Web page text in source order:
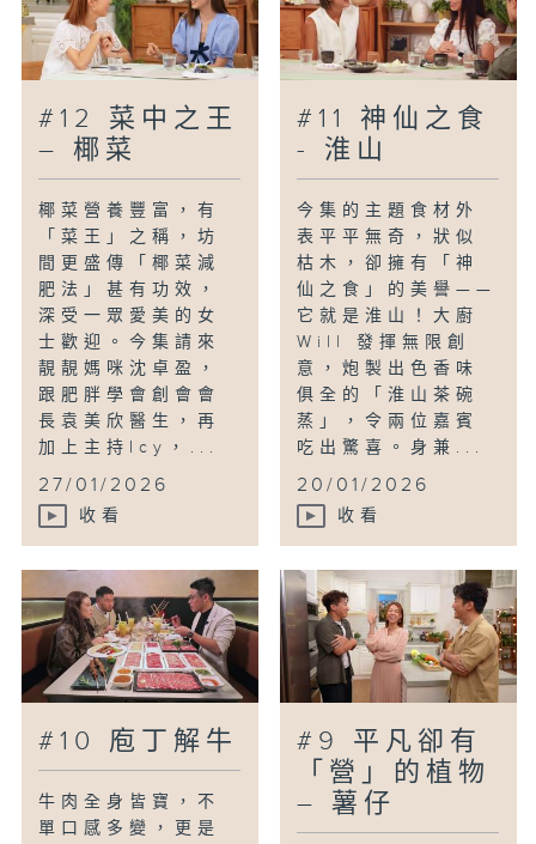
嘉賓：劉澤星（香港大學副校長(健康)兼李
嘉誠醫學院院長／風濕及臨床免疫學講座教
授）
#12 菜中之王
– 椰菜
椰菜營養豐富，有
「菜王」之稱，坊
間更盛傳「椰菜減
肥法」甚有功效，
深受一眾愛美的女
士歡迎。今集請來
靚靚媽咪沈卓盈，
跟肥胖學會創會會
長袁美欣醫生，再
加上主持Icy，...
27/01/2026
收看
#11 神仙之食
- 淮山
今集的主題食材外
表平平無奇，狀似
枯木，卻擁有「神
仙之食」的美譽——
它就是淮山！大廚
Will 發揮無限創
意，炮製出色香味
俱全的「淮山茶碗
蒸」，令兩位嘉賓
吃出驚喜。身兼...
20/01/2026
收看
#10 庖丁解牛
牛肉全身皆寶，不
單口感多變，更是
#9 平凡卻有
「營」的植物
– 薯仔